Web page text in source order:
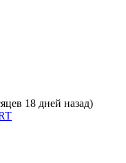
18 дней назад)